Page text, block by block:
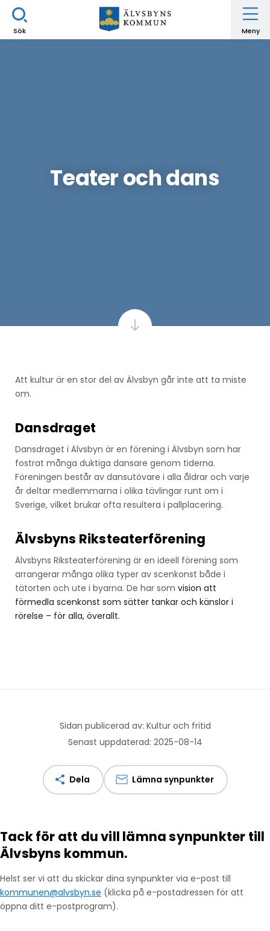
Sök Meny
Teater och dans
Att kultur är en stor del av Älvsbyn går inte att ta miste
om.
Dansdraget
Dansdraget i Älvsbyn är en förening i Älvsbyn som har
fostrat många duktiga dansare genom tiderna.
Föreningen består av dansutövare i alla åldrar och varje
år deltar medlemmarna i olika tävlingar runt om i
Sverige, vilket brukar ofta resultera i pallplacering.
Älvsbyns Riksteaterförening
Älvsbyns Riksteaterförening är en ideell förening som
arrangerar många olika typer av scenkonst både i
tätorten och ute i byarna. De har som vision att
förmedla scenkonst som sätter tankar och känslor i
rörelse – för alla, överallt.
Sidan publicerad av: Kultur och fritid
Senast uppdaterad: 2025-08-14
Dela Lämna synpunkter
Tack för att du vill lämna synpunkter till
Älvsbyns kommun.
Helst ser vi att du skickar dina synpunkter via e-post till
kommunen@alvsbyn.se (klicka på e-postadressen för att
öppna ditt e-postprogram).